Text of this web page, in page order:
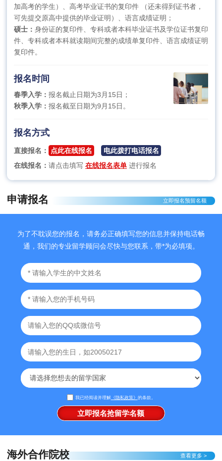
加高考的学生）、高考毕业证书的复印件 （还未得到证书者，
可先提交原高中提供的毕业证明）、语言成绩证明；
硕士： 身份证的复印件、专科或者本科毕业证书及学位证书复印
件、专科或者本科就读期间完整的成绩单复印件、语言成绩证明
复印件。
报名时间
春季入学： 报名截止日期为3月15日；
秋季入学： 报名截至日期为9月15日。
报名方式
直接报名： 点此在线报名
电此拨打电话报名
在线报名： 请点击填写 在线报名表单 进行报名
申请报名 立即报名预留名额
为了不耽误您的报名，请务必正确填写您的信息并保持电话畅
通，我们的专业留学顾问会尽快与您联系，带*为必填项。
我已经阅读并理解《隐私政策》 的条款。
海外合作院校 查看更多 >